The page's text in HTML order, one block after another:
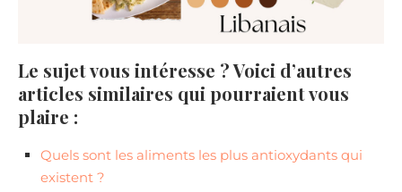
Le sujet vous intéresse ? Voici d’autres
articles similaires qui pourraient vous
plaire :
Quels sont les aliments les plus antioxydants qui
existent ?